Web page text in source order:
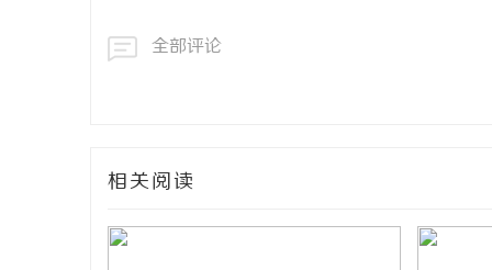
全部评论
相关阅读